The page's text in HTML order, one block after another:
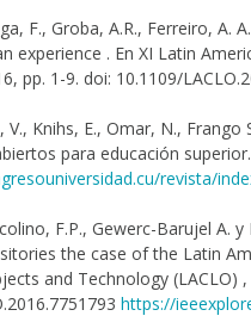
F., Groba, A.R., Ferreiro,
experience . En XI Latin
pp. 1-9. doi: 10.1109/
V., Knihs, E., Omar, N.,
para educación
revista/
F.P., Gewerc-Barujel A.
the case of the Latin
and Technology (LACLO)
https://